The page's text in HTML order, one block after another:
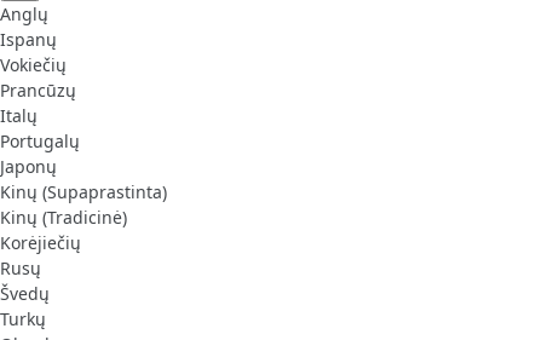
Anglų
Ispanų
Vokiečių
Prancūzų
Italų
Portugalų
Japonų
Kinų (Supaprastinta)
Kinų (Tradicinė)
Korėjiečių
Rusų
Švedų
Turkų